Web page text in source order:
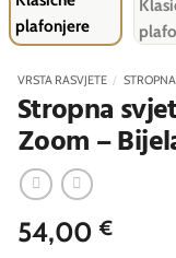
VRSTA RASVJETE /
Stropna
Zoom –
54,00 €